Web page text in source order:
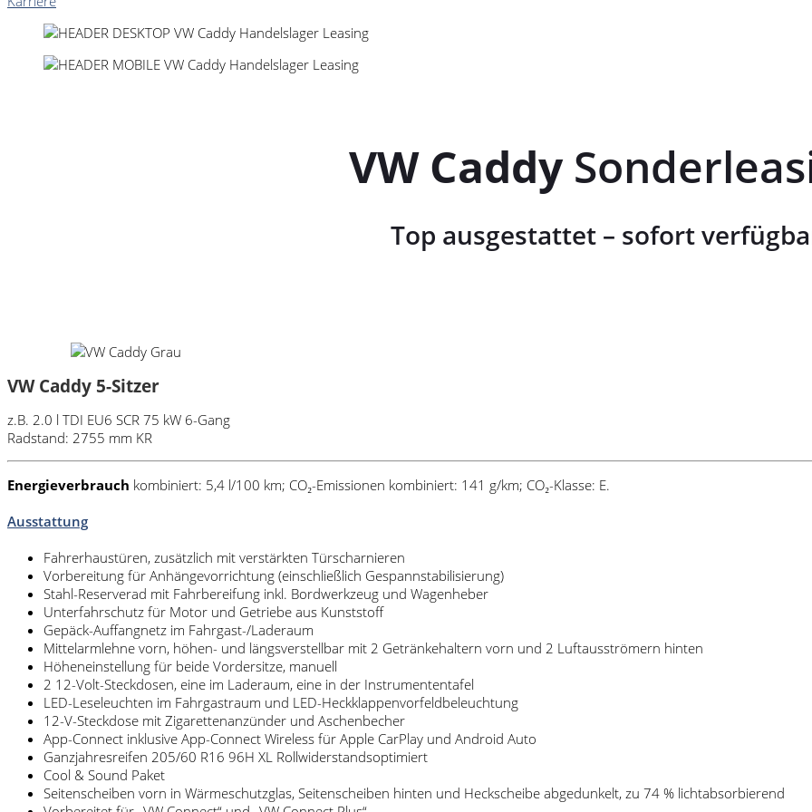
VW Caddy
Top ausgestattet – sofort
VW Caddy 5-Sitzer
z.B. 2.0 l TDI EU6 SCR 75 kW 6-Gang
Radstand: 2755 mm KR
Energieverbrauch kombiniert: 5,4 l/100 km; CO₂-Emissionen kombiniert: 141 g/km; CO₂-Klasse: E.
Ausstattung
Fahrerhaustüren, zusätzlich mit verstärkten Türscharnieren
Vorbereitung für Anhängevorrichtung (einschließlich Gespannstabilisierung)
Stahl-Reserverad mit Fahrbereifung inkl. Bordwerkzeug und Wagenheber
Unterfahrschutz für Motor und Getriebe aus Kunststoff
Gepäck-Auffangnetz im Fahrgast-/Laderaum
Mittelarmlehne vorn, höhen- und längsverstellbar mit 2 Getränkehaltern vorn und 2 Luftausströmern hinten
Höheneinstellung für beide Vordersitze, manuell
2 12-Volt-Steckdosen, eine im Laderaum, eine in der Instrumententafel
LED-Leseleuchten im Fahrgastraum und LED-Heckklappenvorfeldbeleuchtung
12-V-Steckdose mit Zigarettenanzünder und Aschenbecher
App-Connect inklusive App-Connect Wireless für Apple CarPlay und Android Auto
Ganzjahresreifen 205/60 R16 96H XL Rollwiderstandsoptimiert
Cool & Sound Paket
Seitenscheiben vorn in Wärmeschutzglas, Seitenscheiben hinten und Heckscheibe abgedunkelt, zu 74 % lichtabsorbierend